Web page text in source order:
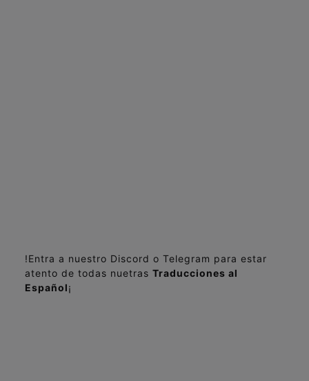
!Entra a nuestro Discord o Telegram para estar
atento de todas nuetras Traducciones al
Español¡